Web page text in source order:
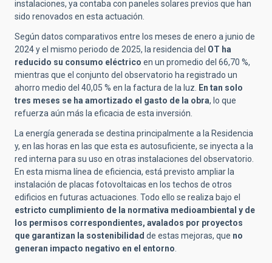
instalaciones, ya contaba con paneles solares previos que han
sido renovados en esta actuación.
Según datos comparativos entre los meses de enero a junio de
2024 y el mismo periodo de 2025, la residencia del OT ha
reducido su consumo eléctrico en un promedio del 66,70 %,
mientras que el conjunto del observatorio ha registrado un
ahorro medio del 40,05 % en la factura de la luz. En tan solo
tres meses se ha amortizado el gasto de la obra, lo que
refuerza aún más la eficacia de esta inversión.
La energía generada se destina principalmente a la Residencia
y, en las horas en las que esta es autosuficiente, se inyecta a la
red interna para su uso en otras instalaciones del observatorio.
En esta misma línea de eficiencia, está previsto ampliar la
instalación de placas fotovoltaicas en los techos de otros
edificios en futuras actuaciones. Todo ello se realiza bajo el
estricto cumplimiento de la normativa medioambiental y de
los permisos correspondientes, avalados por proyectos
que garantizan la sostenibilidad de estas mejoras, que no
generan impacto negativo en el entorno.